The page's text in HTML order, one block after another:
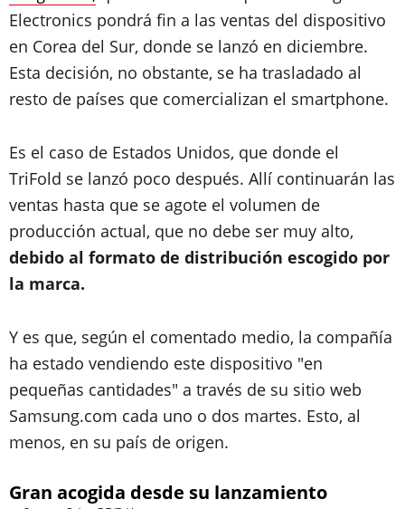
Electronics pondrá fin a las ventas del dispositivo
en Corea del Sur, donde se lanzó en diciembre.
Esta decisión, no obstante, se ha trasladado al
resto de países que comercializan el smartphone.
Es el caso de Estados Unidos, que donde el
TriFold se lanzó poco después. Allí continuarán las
ventas hasta que se agote el volumen de
producción actual, que no debe ser muy alto,
debido al formato de distribución escogido por
la marca.
Y es que, según el comentado medio, la compañía
ha estado vendiendo este dispositivo "en
pequeñas cantidades" a través de su sitio web
Samsung.com cada uno o dos martes. Esto, al
menos, en su país de origen.
Gran acogida desde su lanzamiento